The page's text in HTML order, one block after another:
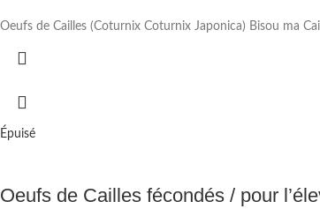
Oeufs de Cailles (Coturnix Coturnix Japonica) Bisou ma
Épuisé
Oeufs de Cailles fécondés / pour